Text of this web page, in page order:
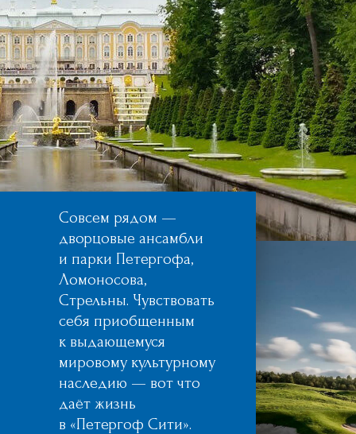
Совсем рядом —
дворцовые ансамбли
и парки Петергофа,
Ломоносова,
Стрельны. Чувствовать
себя приобщенным
к выдающемуся
мировому культурному
наследию — вот что
даёт жизнь
в «Петергоф Сити».